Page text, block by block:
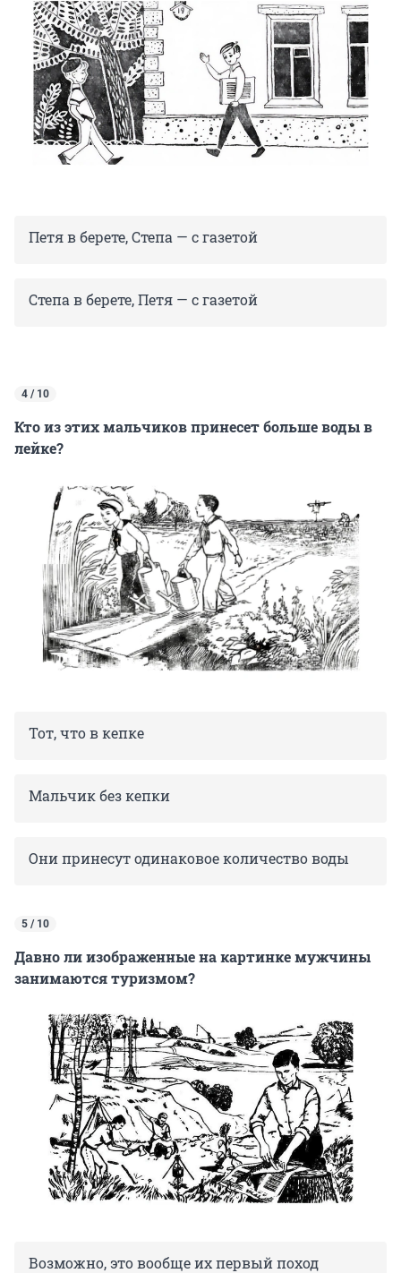
Петя в берете, Степа — с газетой
Степа в берете, Петя — с газетой
4 / 10
Кто из этих мальчиков принесет больше воды в
лейке?
Тот, что в кепке
Мальчик без кепки
Они принесут одинаковое количество воды
5 / 10
Давно ли изображенные на картинке мужчины
занимаются туризмом?
Возможно, это вообще их первый поход